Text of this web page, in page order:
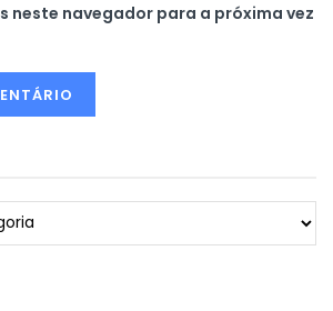
neste navegador para a próxima vez